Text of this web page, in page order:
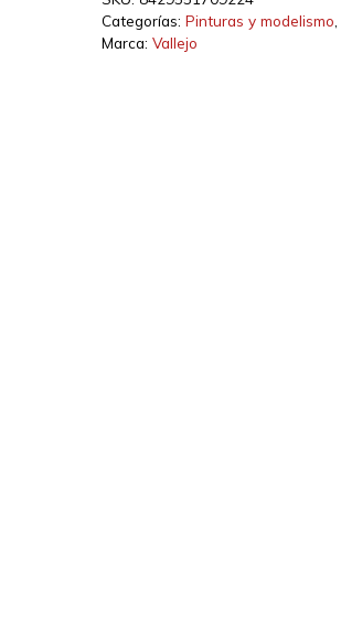
Verde
Uniforme
Categorías: Pinturas y modelismo
Marca: Vallejo